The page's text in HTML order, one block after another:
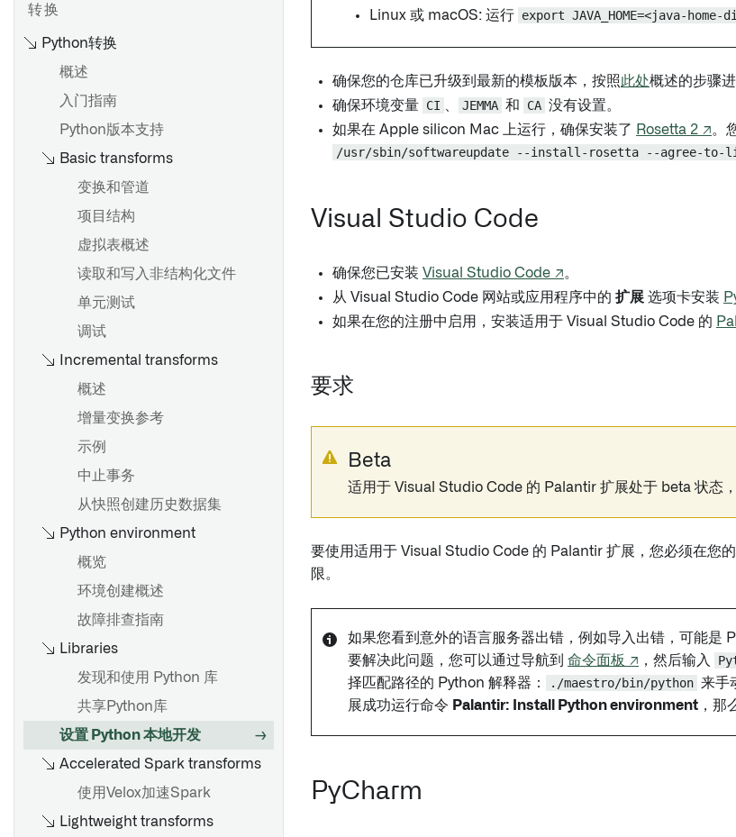
创建一个新的来源
源探索
Foundry SAP 同步
创建新的流式同步
增量更新
SAP 对象类型
动态筛选
从SAP提取长文本
配置自定义授权和角色管理
BEx 查询
提取器
函数
事务代码和报告提取
从SAP导入HANA视图
用户归属的 SAP 数据输出与
OAuth 2.0
计算
流式密钥
流式有状态变换
概述
创建计划
查看和修改计划
查找和管理计划
常见调度配置
触发器类型参考
故障排除参考
向市场产品添加计划 [测试版]
概述
创建连接流
Compass 文件列出器
推荐的项目和团队结构
开发最佳实践
分支和发布流程
调度最佳实践
搭建生产流水线
设置投影
高级细节
Foundry 使用优化
合并数据
创建地理空间变换
在Pipeline Builder中创建唯一
ID
在流式Pipeline Builder管道中
合并数据
在 Pipeline Builder 中使用
Artifact 存储库
导航
创建 Artifact 存储库
删除 Artifact 仓库
发布制品
召回制品
管理权限
创建自定义检查
准备数据集以供下载
概述
分支设置
仓库设置
代码库升级
Spark 配置文件
工件设置
Ontology 导入
高级存储库设置
使用代码库计算用量
节点着色
图元素参考
预览和逻辑
查看搭建时间线
了解过时的数据集
查找具有指定列的数据集
搭建数据集
管理计划
检查资源权限
查看权限标记更改的影响
通知和问题
检查参考
查看和理解检查组
转换
Python转换
概述
入门指南
Python版本支持
Basic transforms
变换和管道
项目结构
虚拟表概述
读取和写入非结构化文件
单元测试
调试
Incremental transforms
概述
增量变换参考
示例
中止事务
从快照创建历史数据集
Python environment
概览
环境创建概述
故障排查指南
Libraries
发现和使用 Python 库
共享Python库
设置 Python 本地开发
Accelerated Spark transforms
使用Velox加速Spark
Lightweight transforms
Linux 或 macOS: 运行 export JAVA_HOME=<java-home-
确保您的仓库已升级到最新的模板版本，按照此处概述的步骤进
确保环境变量 CI 、 JEMMA 和 CA 没有设置。
如果在 Apple silicon Mac 上运行，确保安装了 Rosetta 2 ↗。
/usr/sbin/softwareupdate --install-rosetta --agree-to-
Visual Studio Code
确保您已安装 Visual Studio Code ↗。
从 Visual Studio Code 网站或应用程序中的 扩展 选项卡安装
如果在您的注册中启用，安装适用于 Visual Studio Code 的
要求
Beta
适用于 Visual Studio Code 的 Palantir 扩展处于 beta 状态
要使用适用于 Visual Studio Code 的 Palantir 扩展，您必须在您
限。
如果您看到意外的语言服务器出错，例如导入出错，可能是
要解决此问题，您可以通过导航到 命令面板 ↗ ，然后输入
择匹配路径的 Python 解释器：
./maestro/bin/python 来手
展成功运行命令 Palantir: Install Python environment ，那
PyCharm